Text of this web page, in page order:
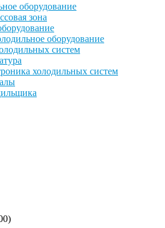
оборудование
зона
оборудование
систем
холодильных систем